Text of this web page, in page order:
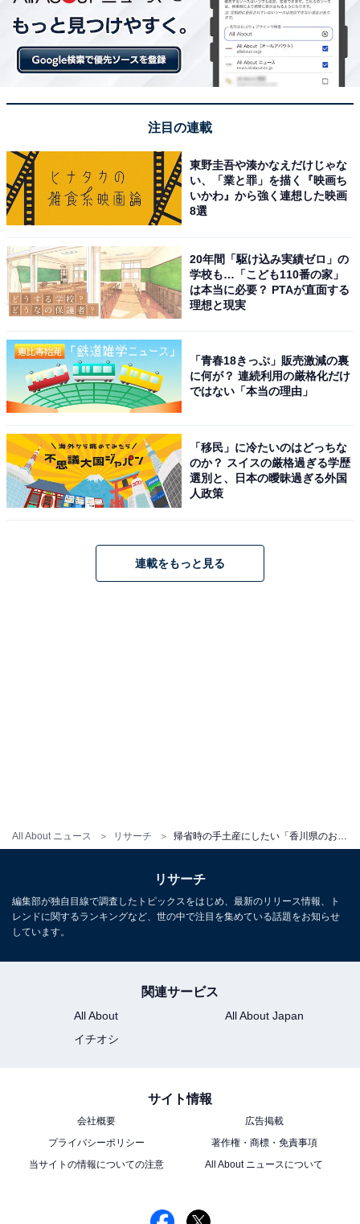
All About ニュース リサーチ
を誇り、「香川に行ったら必ず買う」というリピーター
も多数。うどんのイメージが強い香川において、和スイ
ーツの真髄を感じさせる一品として1位に輝きました。
からです」（40代女性／福井県）、「シンプルで定番の
なため」（40代男性／東京都）、「もちもち食感で上品
な甘さ、老若男女に喜ばれる一品」（30代女性／秋田
県）といった声が集まりました。
※回答者からのコメントは原文ママです
注目の連載
東野圭吾や湊かなえだけじゃな
い、「業と罪」を描く『映画ち
いかわ』から強く連想した映画
8選
20年間「駆け込み実績ゼロ」の
学校も…「こども110番の家」
は本当に必要？ PTAが直面する
理想と現実
「青春18きっぷ」販売激減の裏
に何が？ 連続利用の厳格化だけ
ではない「本当の理由」
「移民」に冷たいのはどっちな
のか？ スイスの厳格過ぎる学歴
選別と、日本の曖昧過ぎる外国
人政策
連載をもっと見る
リサーチ
編集部が独自目線で調査したトピックスをはじめ、最新のリリース情報、ト
レンドに関するランキングなど、世の中で注目を集めている話題をお知らせ
しています。
関連サービス
All About
All About Japan
イチオシ
サイト情報
会社概要
広告掲載
プライバシーポリシー
著作権・商標・免責事項
当サイトの情報についての注意
All About ニュースについて